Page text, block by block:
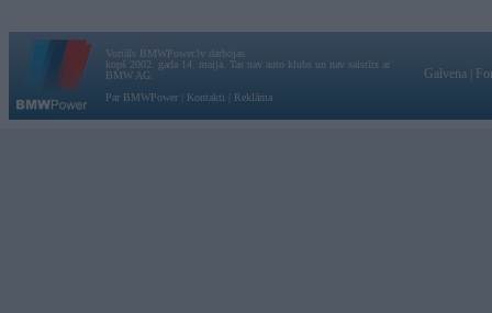
Vortāls BMWPower.lv darbojas
kopš 2002. gada 14. maija. Tas nav auto klubs un nav saistīts ar
BMW AG.
Par BMWPower
Kontakti Reklāma
Galvena